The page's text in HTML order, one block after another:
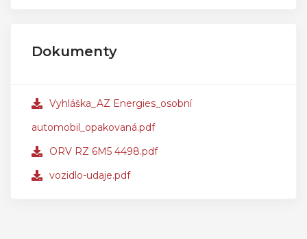
Dokumenty
Vyhláška_AZ Energies_osobní
automobil_opakovaná.pdf
ORV RZ 6M5 4498.pdf
vozidlo-udaje.pdf